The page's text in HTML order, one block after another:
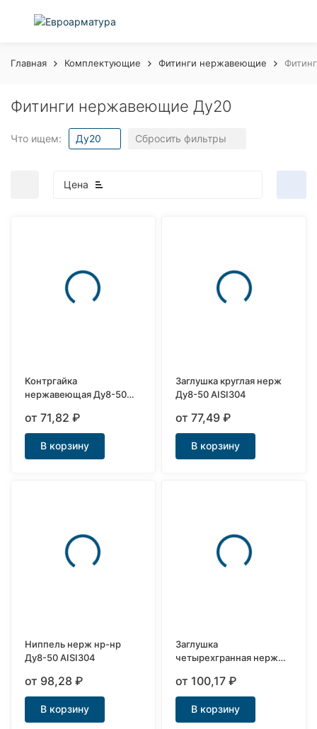
Главная Комплектующие Фитинги нержавеющие
Фитинги нержавеющие Ду20
Что ищем: Ду20 Сбросить фильтры
Цена
Контргайка
нержавеющая Ду8-50
от 71,82₽
В корзину
Заглушка круглая нерж
Ду8-50 AISI304
от 77,49₽
В корзину
Ниппель нерж нр-нр
Ду8-50 AISI304
от 98,28₽
В корзину
Заглушка
четырехгранная нерж
от 100,17₽
В корзину